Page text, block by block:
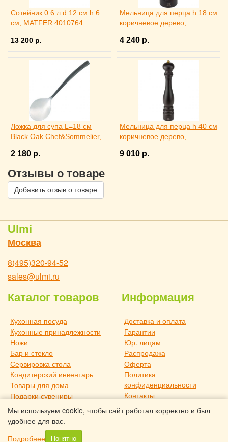
Мы используем cookie, чтобы сайт работал корректно и был
удобнее для вас.
Подробнее
Понятно
Сотейник 0.6 л d 12 см h 6
см, MATFER 4010764
13 200 р.
Мельница для перца h 18 см
коричневое дерево,
PEUGEOT 3172186
4 240 р.
Ложка для супа L=18 см
Black Oak Chef&Sommelier,
2 180 р.
Мельница для перца h 40 см
коричневое дерево,
PEUGEOT 3172189
9 010 р.
Отзывы о товаре
Добавить отзыв о товаре
Ulmi
Москва
8(495)320-94-52
sales@ulmi.ru
Каталог товаров
Кухонная посуда
Кухонные принадлежности
Ножи
Бар и стекло
Сервировка стола
Кондитерский инвентарь
Товары для дома
Подарки сувениры
Дача и отдых
Новое поступление
Товары для дома TouchLife
Информация
Доставка и оплата
Гарантии
Юр. лицам
Распродажа
Оферта
Политика
конфиденциальности
Контакты
О компании
Статьи